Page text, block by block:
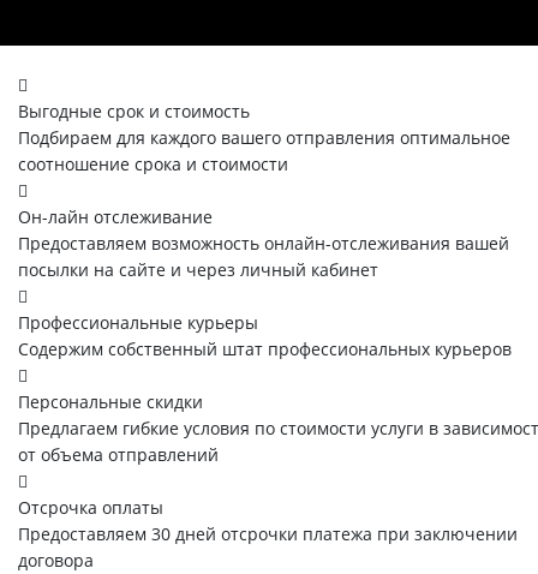
Выгодные срок и стоимость
Подбираем для каждого вашего отправления оптимальное
соотношение срока и стоимости
Он-лайн отслеживание
Предоставляем возможность онлайн-отслеживания вашей
посылки на сайте и через личный кабинет
Профессиональные курьеры
Содержим собственный штат профессиональных курьеров
Персональные скидки
Предлагаем гибкие условия по стоимости услуги в
от объема отправлений
Отсрочка оплаты
Предоставляем 30 дней отсрочки платежа при заключении
договора